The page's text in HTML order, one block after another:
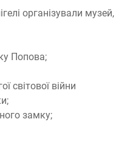
організували музей,
Попова;
світової війни
замку;